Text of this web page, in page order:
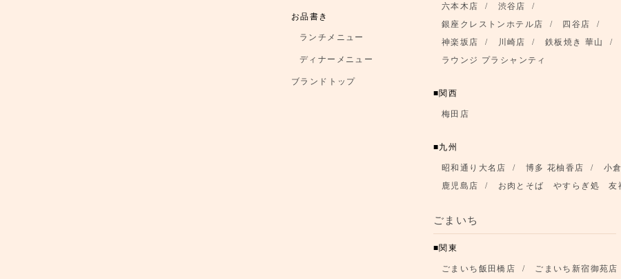
お品書き
ランチメニュー
ディナーメニュー
ブランドトップ
六本木店
渋谷店
銀座クレストンホテル店
四谷店
神楽坂店
川崎店
鉄板焼き 華山
ラウンジ プラシャンティ
関西
梅田店
九州
昭和通り大名店 博多 花柚香店
小
鹿児島店
お肉とそば やすらぎ処 友
ごまいち
関東
ごまいち飯田橋店 ごまいち新宿御苑店